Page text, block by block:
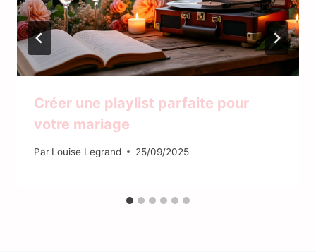
Créer une playlist parfaite pour
votre mariage
Par Louise Legrand 25/09/2025